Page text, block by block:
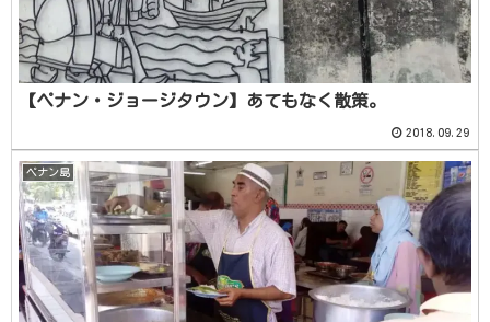
【ペナン・ジョージタウン】あてもなく散策。
2018.09.29
ペナン島